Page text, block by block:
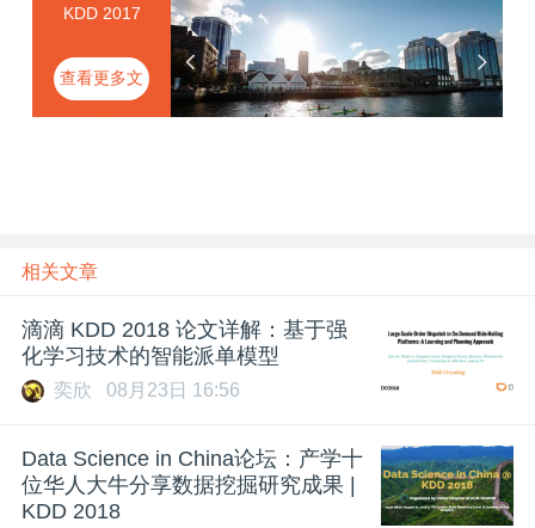
KDD 2017
查看更多文
章
相关文章
滴滴 KDD 2018 论文详解：基于强
化学习技术的智能派单模型
奕欣 08月23日 16:56
Data Science in China论坛：产学十
位华人大牛分享数据挖掘研究成果 |
KDD 2018